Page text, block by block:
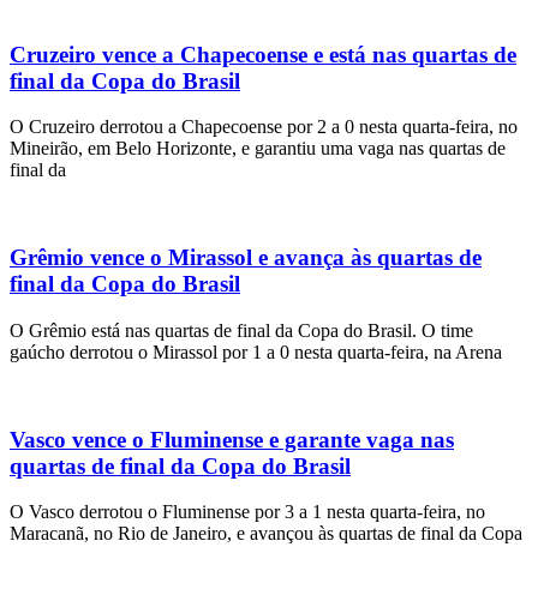
Cruzeiro vence a Chapecoense e está nas quartas de
final da Copa do Brasil
O Cruzeiro derrotou a Chapecoense por 2 a 0 nesta quarta-feira, no
Mineirão, em Belo Horizonte, e garantiu uma vaga nas quartas de
final da
Grêmio vence o Mirassol e avança às quartas de
final da Copa do Brasil
O Grêmio está nas quartas de final da Copa do Brasil. O time
gaúcho derrotou o Mirassol por 1 a 0 nesta quarta-feira, na Arena
Vasco vence o Fluminense e garante vaga nas
quartas de final da Copa do Brasil
O Vasco derrotou o Fluminense por 3 a 1 nesta quarta-feira, no
Maracanã, no Rio de Janeiro, e avançou às quartas de final da Copa